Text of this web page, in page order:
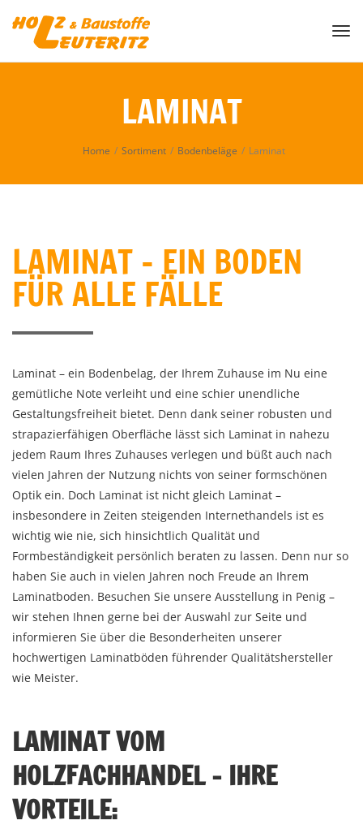
LAMINAT
Home / Sortiment / Bodenbeläge / Laminat
LAMINAT – EIN BODEN
FÜR ALLE FÄLLE
Laminat – ein Bodenbelag, der Ihrem Zuhause im Nu eine
gemütliche Note verleiht und eine schier unendliche
Gestaltungsfreiheit bietet. Denn dank seiner robusten und
strapazierfähigen Oberfläche lässt sich Laminat in nahezu
jedem Raum Ihres Zuhauses verlegen und büßt auch nach
vielen Jahren der Nutzung nichts von seiner formschönen
Optik ein. Doch Laminat ist nicht gleich Laminat –
insbesondere in Zeiten steigenden Internethandels ist es
wichtig wie nie, sich hinsichtlich Qualität und
Formbeständigkeit persönlich beraten zu lassen. Denn nur so
haben Sie auch in vielen Jahren noch Freude an Ihrem
Laminatboden. Besuchen Sie unsere Ausstellung in Penig –
wir stehen Ihnen gerne bei der Auswahl zur Seite und
informieren Sie über die Besonderheiten unserer
hochwertigen Laminatböden führender Qualitätshersteller
wie Meister.
LAMINAT VOM
HOLZFACHHANDEL – IHRE
VORTEILE: